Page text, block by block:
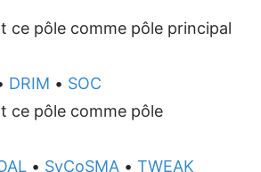
ce pôle comme pôle principal
DRIM • SOC
ce pôle comme pôle
• SyCoSMA • TWEAK